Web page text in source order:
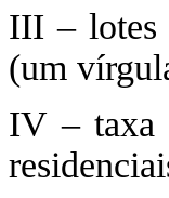
III – lotes
(um
IV – taxa